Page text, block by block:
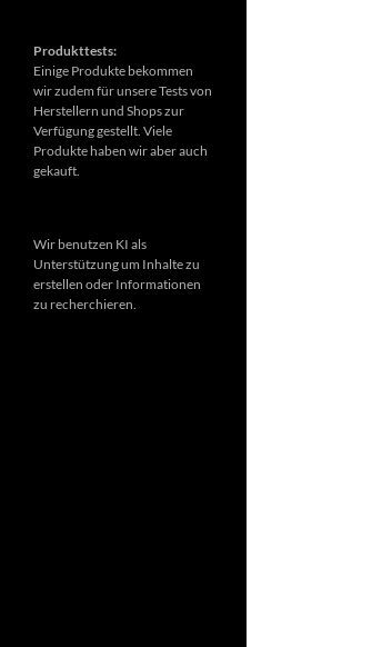
Produkttests:
Einige Produkte bekommen
wir zudem für unsere Tests von
Herstellern und Shops zur
Verfügung gestellt. Viele
Produkte haben wir aber auch
gekauft.
Wir benutzen KI als
Unterstützung um Inhalte zu
erstellen oder Informationen
zu recherchieren.